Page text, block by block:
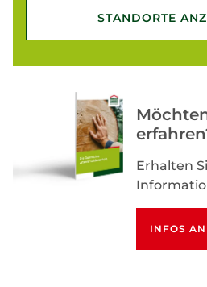
STANDORTE
Erhalten
INFOS